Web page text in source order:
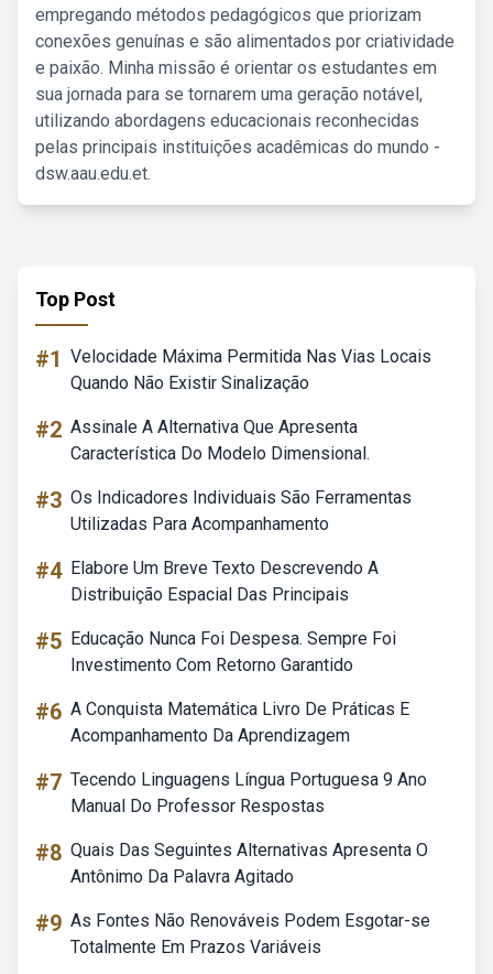
empregando métodos pedagógicos que priorizam
conexões genuínas e são alimentados por criatividade
e paixão. Minha missão é orientar os estudantes em
sua jornada para se tornarem uma geração notável,
utilizando abordagens educacionais reconhecidas
pelas principais instituições acadêmicas do mundo -
dsw.aau.edu.et.
Top Post
#1 Velocidade Máxima Permitida Nas Vias Locais
Quando Não Existir Sinalização
#2 Assinale A Alternativa Que Apresenta
Característica Do Modelo Dimensional.
#3 Os Indicadores Individuais São Ferramentas
Utilizadas Para Acompanhamento
#4 Elabore Um Breve Texto Descrevendo A
Distribuição Espacial Das Principais
#5 Educação Nunca Foi Despesa. Sempre Foi
Investimento Com Retorno Garantido
#6 A Conquista Matemática Livro De Práticas E
Acompanhamento Da Aprendizagem
#7 Tecendo Linguagens Língua Portuguesa 9 Ano
Manual Do Professor Respostas
#8 Quais Das Seguintes Alternativas Apresenta O
Antônimo Da Palavra Agitado
#9 As Fontes Não Renováveis Podem Esgotar-se
Totalmente Em Prazos Variáveis